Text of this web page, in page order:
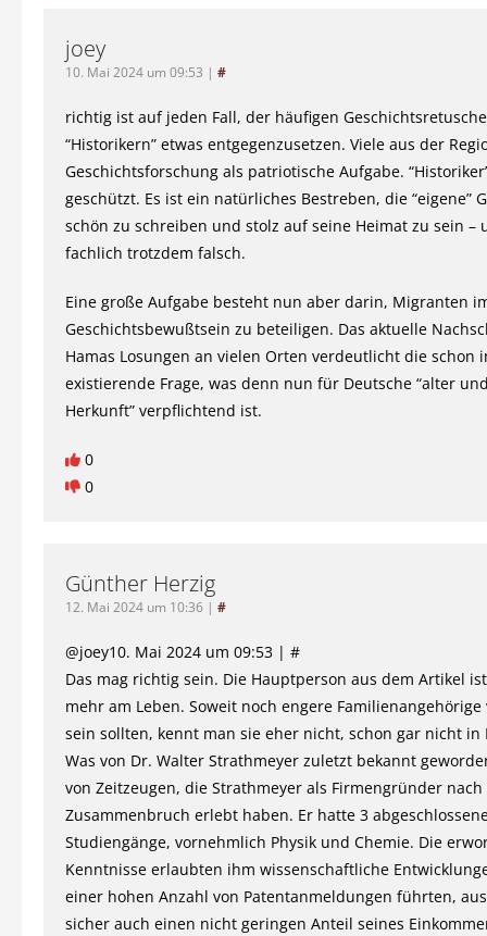
joey
10. Mai 2024 um 09:53 | #
richtig ist auf jeden Fall, der häufigen
“Historikern” etwas entgegenzusetzen. Viele aus der
Geschichtsforschung als patriotische Aufgabe.
geschützt. Es ist ein natürliches Bestreben, die “eigene”
schön zu schreiben und stolz auf seine Heimat zu sein –
fachlich trotzdem falsch.
Eine große Aufgabe besteht nun aber darin, Migranten
Geschichtsbewußtsein zu beteiligen. Das aktuelle
Hamas Losungen an vielen Orten verdeutlicht die schon
existierende Frage, was denn nun für Deutsche “alter
Herkunft” verpflichtend ist.
0
0
Günther Herzig
12. Mai 2024 um 10:36 | #
@joey10. Mai 2024 um 09:53 | #
Das mag richtig sein. Die Hauptperson aus dem Artikel
mehr am Leben. Soweit noch engere
sein sollten, kennt man sie eher nicht, schon gar nicht in
Was von Dr. Walter Strathmeyer zuletzt bekannt
von Zeitzeugen, die Strathmeyer als Firmengründer nach
Zusammenbruch erlebt haben. Er hatte 3
Studiengänge, vornehmlich Physik und Chemie. Die
Kenntnisse erlaubten ihm wissenschaftliche
einer hohen Anzahl von Patentanmeldungen führten,
sicher auch einen nicht geringen Anteil seines